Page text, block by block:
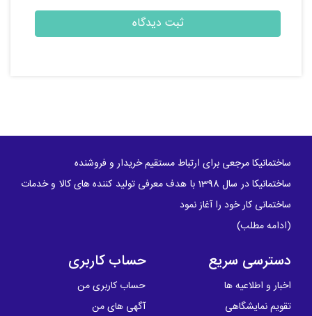
ساختمانیکا مرجعی برای ارتباط مستقیم خریدار و فروشنده
ساختمانیکا در سال 1398 با هدف معرفی تولید کننده های کالا و خدمات
ساختمانی کار خود را آغاز نمود
(ادامه مطلب)
دسترسی سریع
اخبار و اطلاعیه ها
تقویم نمایشگاهی
حساب کاربری
حساب کاربری من
آگهی های من